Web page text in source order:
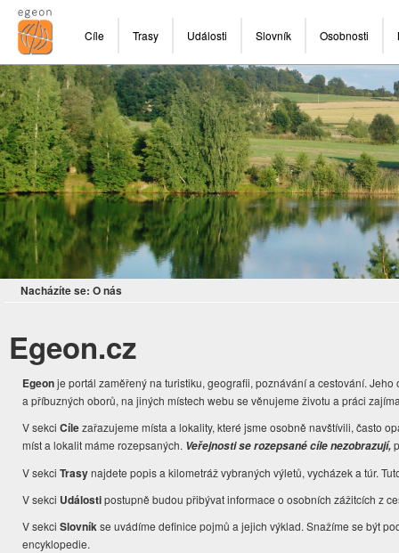
Cíle Trasy Události Slovník Osobnosti
Nacházíte se: O nás
Egeon.cz
Egeonje portál zaměřený na turistiku, geografii, poznávání a cestování.
a příbuzných oborů, na jiných místech webu se věnujeme životu a práci
V sekci Cílezařazujeme místa a lokality, které jsme osobně navštívili, často
míst a lokalit máme rozepsaných. Veřejnosti se rozepsané cíle nezobrazují,
V sekci Trasynajdete popis a kilometráž vybraných výletů, vycházek a túr.
V sekci Událostipostupně budou přibývat informace o osobních zážitcích z
V sekci Slovníkse uvádíme definice pojmů a jejich výklad. Snažíme se být
encyklopedie.